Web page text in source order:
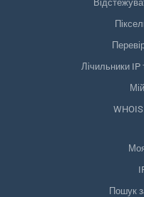
Лічильники IP
Пошук